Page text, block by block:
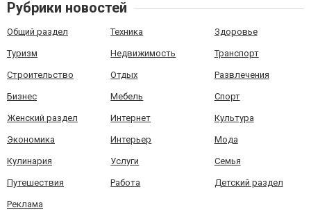
Рубрики новостей
Общий раздел Техника Здоровье
Туризм Недвижимость Транспорт
Строительство Отдых Развлечения
Бизнес Мебель Спорт
Женский раздел Интернет Культура
Экономика Интерьер Мода
Кулинария Услуги Семья
Путешествия Работа Детский раздел
Реклама